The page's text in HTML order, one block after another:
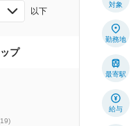
以下
プ
19)
対象
勤務地
最寄駅
給与